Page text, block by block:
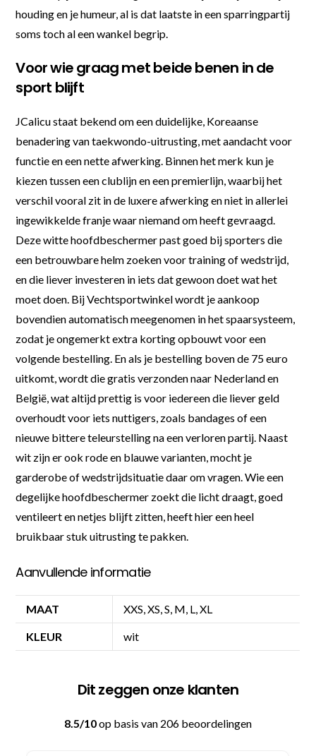
houding en je humeur, al is dat laatste in een sparringpartij
soms toch al een wankel begrip.
Voor wie graag met beide benen in de
sport blijft
JCalicu staat bekend om een duidelijke, Koreaanse
benadering van taekwondo-uitrusting, met aandacht voor
functie en een nette afwerking. Binnen het merk kun je
kiezen tussen een clublijn en een premierlijn, waarbij het
verschil vooral zit in de luxere afwerking en niet in allerlei
ingewikkelde franje waar niemand om heeft gevraagd.
Deze witte hoofdbeschermer past goed bij sporters die
een betrouwbare helm zoeken voor training of wedstrijd,
en die liever investeren in iets dat gewoon doet wat het
moet doen. Bij Vechtsportwinkel wordt je aankoop
bovendien automatisch meegenomen in het spaarsysteem,
zodat je ongemerkt extra korting opbouwt voor een
volgende bestelling. En als je bestelling boven de 75 euro
uitkomt, wordt die gratis verzonden naar Nederland en
België, wat altijd prettig is voor iedereen die liever geld
overhoudt voor iets nuttigers, zoals bandages of een
nieuwe bittere teleurstelling na een verloren partij. Naast
wit zijn er ook rode en blauwe varianten, mocht je
garderobe of wedstrijdsituatie daar om vragen. Wie een
degelijke hoofdbeschermer zoekt die licht draagt, goed
ventileert en netjes blijft zitten, heeft hier een heel
bruikbaar stuk uitrusting te pakken.
Aanvullende informatie
MAAT XXS, XS, S, M, L, XL
KLEUR wit
Dit zeggen onze klanten
8.5/10op basis van 206 beoordelingen